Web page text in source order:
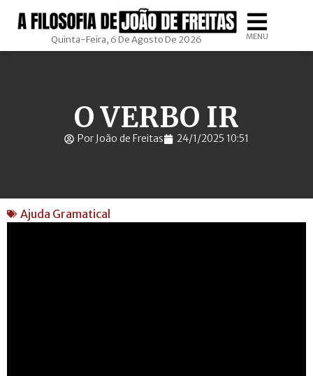
Quinta-Feira, 6 De Agosto De 2026 MENU
O VERBO IR
Por João de Freitas 24/1/2025 10:51
Ajuda Gramatical